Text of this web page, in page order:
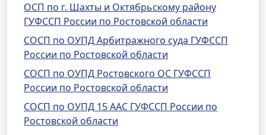
ОСП по г. Шахты и Октябрьскому району
ГУФССП России по Ростовской области
СОСП по ОУПД Арбитражного суда ГУФССП
России по Ростовской области
СОСП по ОУПД Ростовского ОС ГУФССП
России по Ростовской области
СОСП по ОУПД 15 ААС ГУФССП России по
Ростовской области